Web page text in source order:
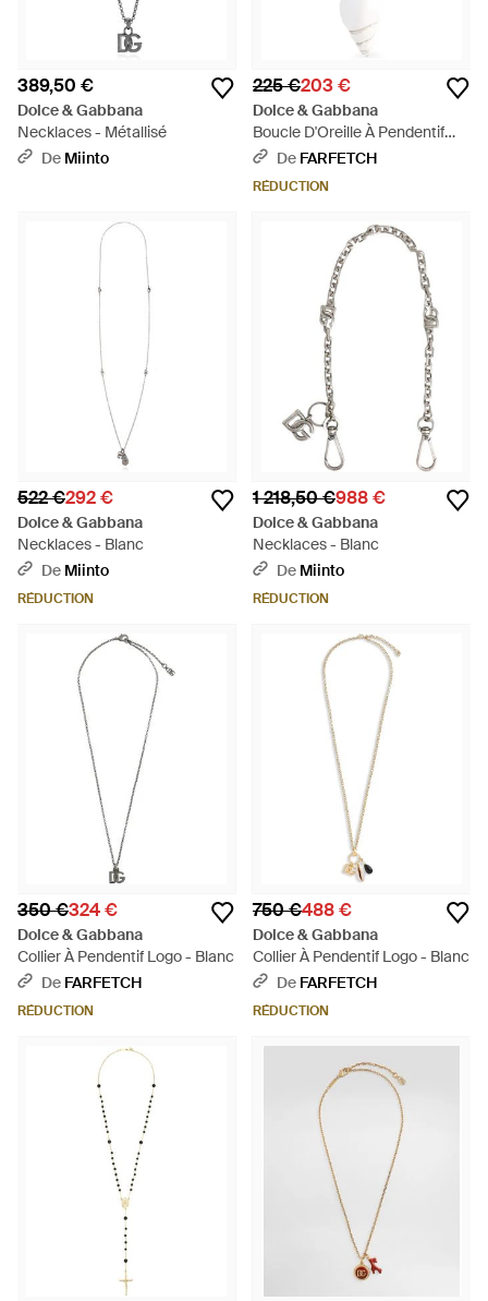
389,50 €
Dolce & Gabbana
Necklaces - Métallisé
De Miinto
225 €203 €
Dolce & Gabbana
Boucle D'Oreille À Pendentif
Coquillage - Blanc
De FARFETCH
RÉDUCTION
522 €292 €
Dolce & Gabbana
Necklaces - Blanc
De Miinto
RÉDUCTION
1 218,50 €988 €
Dolce & Gabbana
Necklaces - Blanc
De Miinto
RÉDUCTION
350 €324 €
Dolce & Gabbana
Collier À Pendentif Logo - Blanc
De FARFETCH
RÉDUCTION
750 €488 €
Dolce & Gabbana
Collier À Pendentif Logo - Blanc
De FARFETCH
RÉDUCTION